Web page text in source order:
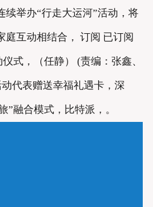
续举办“行走大运河”活动，将
庭互动相结合， 订阅 已订阅
式，（任静） (责编：张鑫、
代表赠送幸福礼遇卡，深
”融合模式，比特派，。